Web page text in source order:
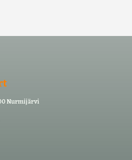
Nurmijärvi